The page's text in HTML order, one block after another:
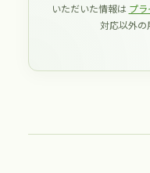
いただいた情報は プ
対応以外の